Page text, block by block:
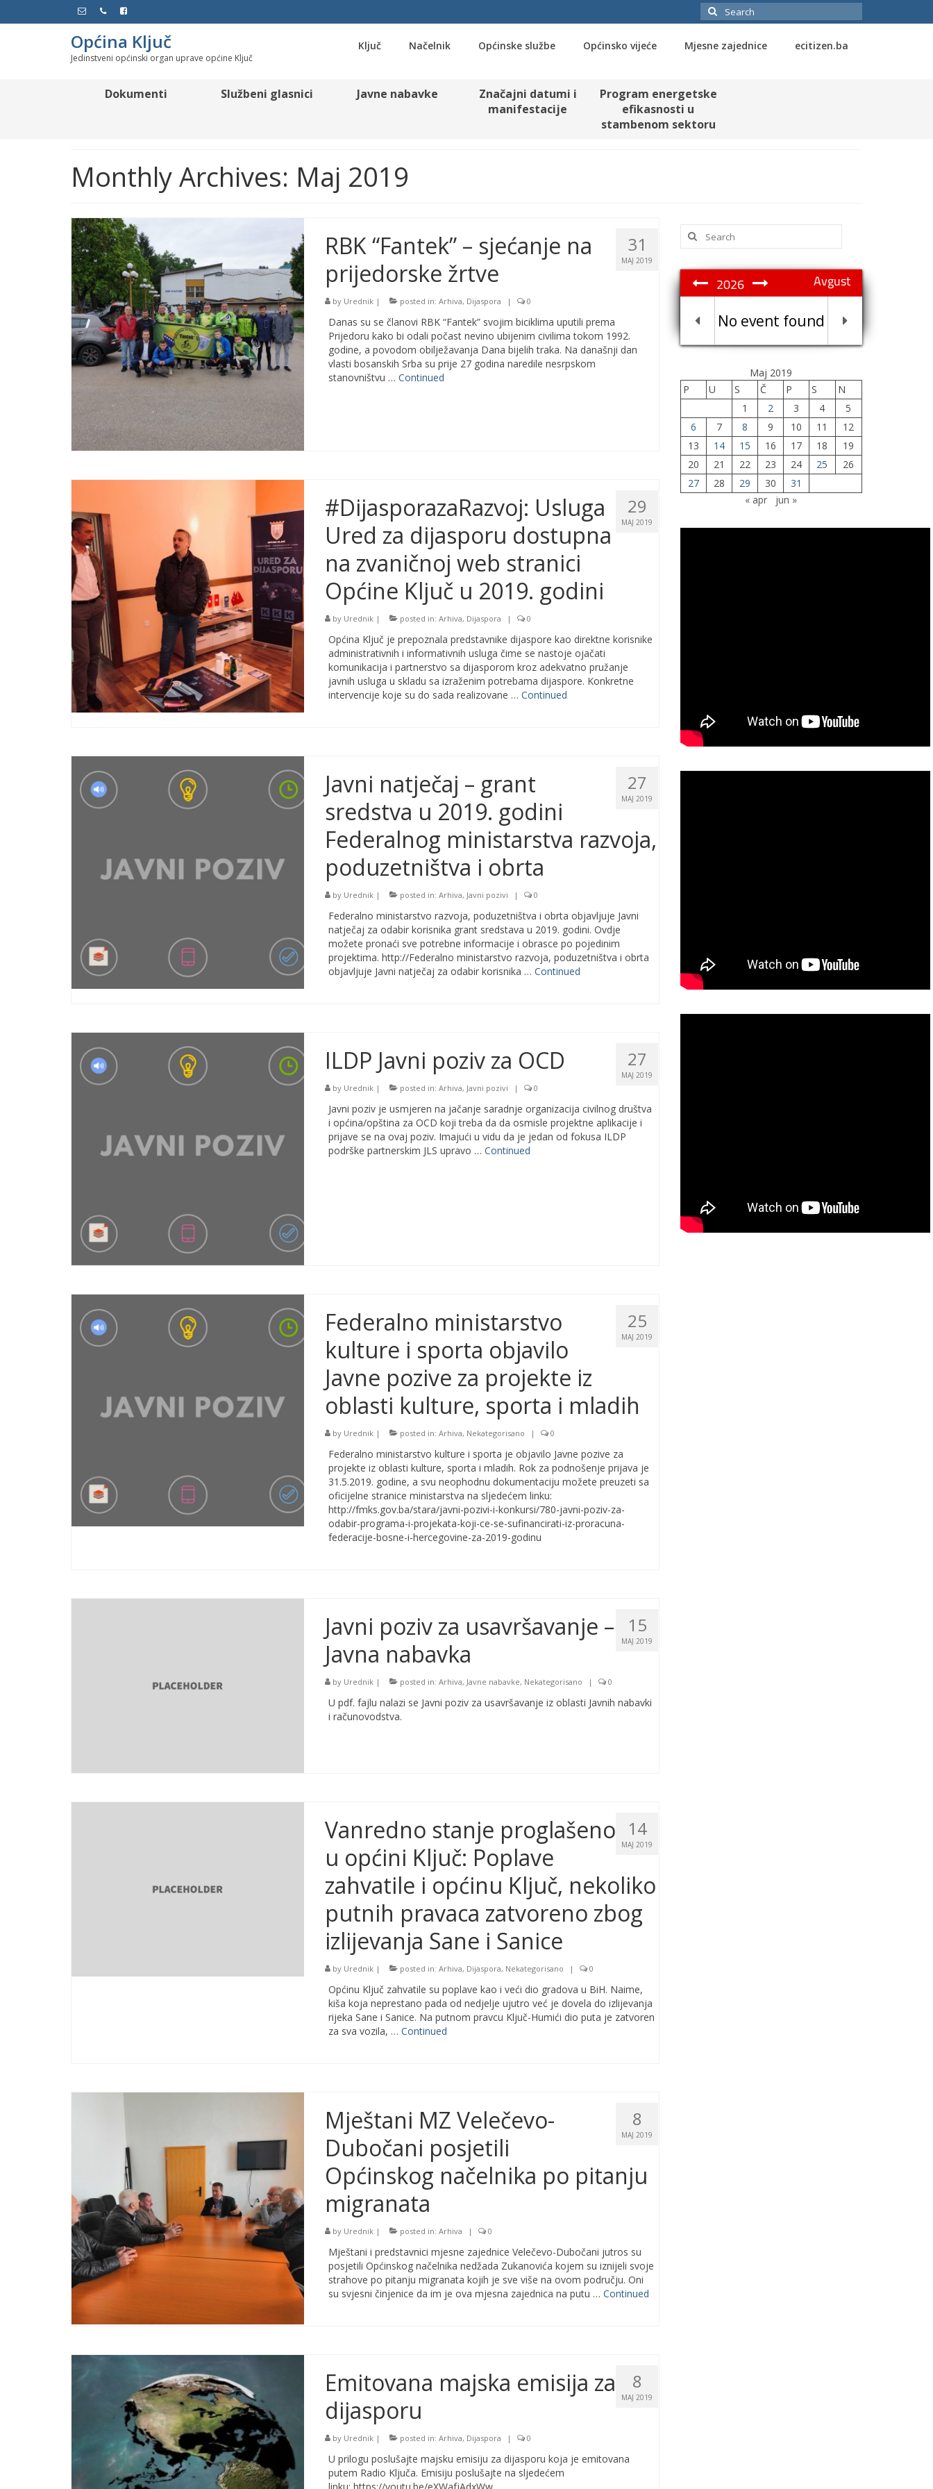
Search
for:
Općina Ključ
Jedinstveni općinski organ uprave općine Ključ
Ključ Načelnik Općinske službe Općinsko vijeće Mjesne zajednice ecitizen.ba
Dokumenti Službeni glasnici Javne nabavke
Značajni datumi i
manifestacije
Program energetske
efikasnosti u
stambenom sektoru
Monthly Archives: Maj 2019
31
MAJ 2019
RBK “Fantek” – sjećanje na
prijedorske žrtve
by Urednik| posted in: Arhiva, Dijaspora | 0
Danas su se članovi RBK “Fantek” svojim biciklima uputili prema
Prijedoru kako bi odali počast nevino ubijenim civilima tokom 1992.
godine, a povodom obilježavanja Dana bijelih traka. Na današnji dan
vlasti bosanskih Srba su prije 27 godina naredile nesrpskom
stanovništvu … Continued
29
MAJ 2019
#DijasporazaRazvoj: Usluga
Ured za dijasporu dostupna
na zvaničnoj web stranici
Općine Ključ u 2019. godini
by Urednik| posted in: Arhiva, Dijaspora | 0
Općina Ključ je prepoznala predstavnike dijaspore kao direktne korisnike
administrativnih i informativnih usluga čime se nastoje ojačati
komunikacija i partnerstvo sa dijasporom kroz adekvatno pružanje
javnih usluga u skladu sa izraženim potrebama dijaspore. Konkretne
intervencije koje su do sada realizovane … Continued
27
MAJ 2019
Javni natječaj – grant
sredstva u 2019. godini
Federalnog ministarstva razvoja,
poduzetništva i obrta
by Urednik| posted in: Arhiva, Javni pozivi | 0
Federalno ministarstvo razvoja, poduzetništva i obrta objavljuje Javni
natječaj za odabir korisnika grant sredstava u 2019. godini. Ovdje
možete pronaći sve potrebne informacije i obrasce po pojedinim
projektima. http://Federalno ministarstvo razvoja, poduzetništva i obrta
objavljuje Javni natječaj za odabir korisnika … Continued
27
MAJ 2019
ILDP Javni poziv za OCD
by Urednik| posted in: Arhiva, Javni pozivi | 0
Javni poziv je usmjeren na jačanje saradnje organizacija civilnog društva
i općina/opština za OCD koji treba da da osmisle projektne aplikacije i
prijave se na ovaj poziv. Imajući u vidu da je jedan od fokusa ILDP
podrške partnerskim JLS upravo … Continued
25
MAJ 2019
Federalno ministarstvo
kulture i sporta objavilo
Javne pozive za projekte iz
oblasti kulture, sporta i mladih
by Urednik| posted in: Arhiva, Nekategorisano | 0
Federalno ministarstvo kulture i sporta je objavilo Javne pozive za
projekte iz oblasti kulture, sporta i mladih. Rok za podnošenje prijava je
31.5.2019. godine, a svu neophodnu dokumentaciju možete preuzeti sa
oficijelne stranice ministarstva na sljedećem linku:
http://fmks.gov.ba/stara/javni-pozivi-i-konkursi/780-javni-poziv-za-
odabir-programa-i-projekata-koji-ce-se-sufinancirati-iz-proracuna-
federacije-bosne-i-hercegovine-za-2019-godinu
15
MAJ 2019
Javni poziv za usavršavanje –
Javna nabavka
by Urednik| posted in: Arhiva, Javne nabavke, Nekategorisano | 0
U pdf. fajlu nalazi se Javni poziv za usavršavanje iz oblasti Javnih nabavki
i računovodstva.
14
MAJ 2019
Vanredno stanje proglašeno
u općini Ključ: Poplave
zahvatile i općinu Ključ, nekoliko
putnih pravaca zatvoreno zbog
izlijevanja Sane i Sanice
by Urednik| posted in: Arhiva, Dijaspora, Nekategorisano | 0
Općinu Ključ zahvatile su poplave kao i veći dio gradova u BiH. Naime,
kiša koja neprestano pada od nedjelje ujutro već je dovela do izlijevanja
rijeka Sane i Sanice. Na putnom pravcu Ključ-Humići dio puta je zatvoren
za sva vozila, … Continued
8
MAJ 2019
Mještani MZ Velečevo-
Dubočani posjetili
Općinskog načelnika po pitanju
migranata
by Urednik| posted in: Arhiva | 0
Mještani i predstavnici mjesne zajednice Velečevo-Dubočani jutros su
posjetili Općinskog načelnika nedžada Zukanovića kojem su iznijeli svoje
strahove po pitanju migranata kojih je sve više na ovom području. Oni
su svjesni činjenice da im je ova mjesna zajednica na putu … Continued
8
MAJ 2019
Emitovana majska emisija za
dijasporu
by Urednik| posted in: Arhiva, Dijaspora | 0
U prilogu poslušajte majsku emisiju za dijasporu koja je emitovana
putem Radio Ključa. Emisiju poslušajte na sljedećem
linku: https://youtu.be/eXWafjAdxWw
Search
for:
Avgust
2026
No event found
Maj 2019
P
U S Č P S
N
1
2 3 4
5
6
7 8 9 10 11
12
13
14 15 16 17 18
19
20
21 22 23 24 25
26
27
28 29 30
31
« apr
jun »